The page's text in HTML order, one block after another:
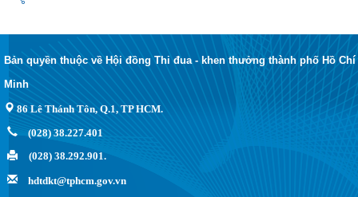
Bản quyền thuộc về Hội đồng Thi đua - khen thưởng thành phố Hồ Chí
Minh
86 Lê Thánh Tôn, Q.1, TP HCM.
(028) 38.227.401
(028) 38.292.901.
hdtdkt@tphcm.gov.vn